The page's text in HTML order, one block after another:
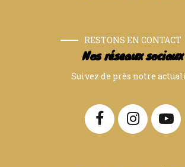
RESTONS EN CONTACT
Nos réseaux sociaux
Suivez de près notre